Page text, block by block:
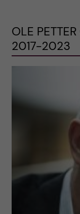
OLE
2017-2023